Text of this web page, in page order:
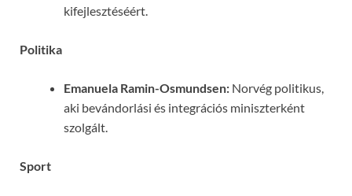
kifejlesztéséért.
Politika
Emanuela Ramin-Osmundsen: Norvég politikus,
aki bevándorlási és integrációs miniszterként
szolgált.
Sport